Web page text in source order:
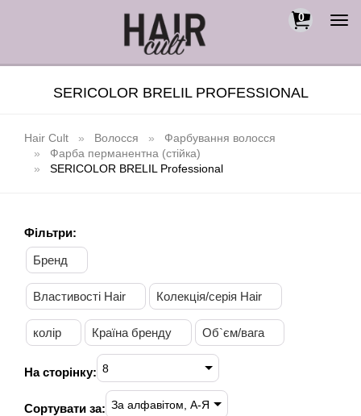
0
SERICOLOR BRELIL PROFESSIONAL
Hair Cult Волосся
Фарбування волосся
Фарба перманентна (стійка)
SERICOLOR BRELIL Professional
Фільтри:
Бренд
Властивості Hair Колекція/серія Hair
колір Країна бренду Об`єм/вага
На сторінку: 8
Сортувати за: За алфавітом, А-Я